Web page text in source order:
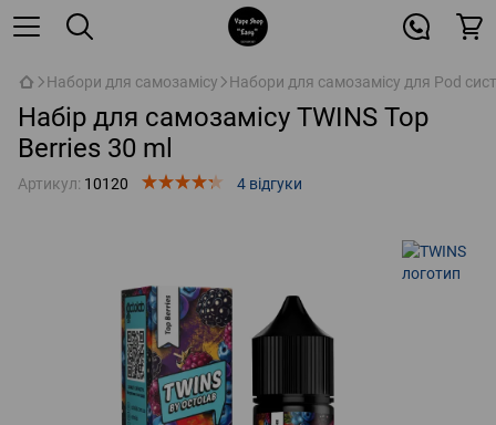
Набори для самозамісу Набори для самозамісу для Pod
Набір для самозамісу TWINS Top
Berries 30 ml
Артикул: 10120 4 відгуки